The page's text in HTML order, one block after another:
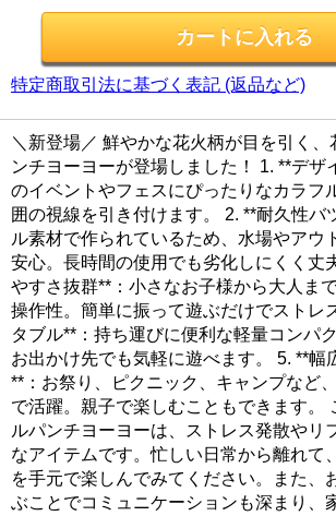
特定商取引法に基づく表記 (返品など)
＼新登場／ 鮮やかな花火柄が目を引く
ンチヨーヨーが登場しました！ 1. **デザ
のイベントやフェスにぴったりなカラフ
囲の視線を引き付けます。 2. **耐久性バ
ル素材で作られているため、水場やアウ
安心。長時間の使用でも劣化しにくく丈
やすさ抜群**：小さなお子様から大人ま
操作性。簡単に振って遊ぶだけでストレ
タブル**：持ち運びに便利な軽量コンパ
お出かけ先でも気軽に遊べます。 5. **幅
**：お祭り、ピクニック、キャンプなど
で活躍。親子で楽しむこともできます。
ルパンチヨーヨーは、ストレス発散やリ
なアイテムです。忙しい日常から離れて
を手元で楽しんでみてください。また、
ぶことでコミュニケーションも深まり、